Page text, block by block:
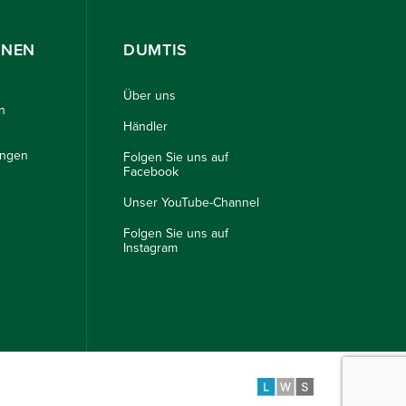
DUMTIS
Über uns
Händler
Folgen Sie uns auf
Facebook
Unser YouTube-Channel
Folgen Sie uns auf
Instagram